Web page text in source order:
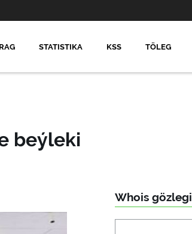
STATISTIKA KSS TÖLEG
beýleki
Whois gözlegi